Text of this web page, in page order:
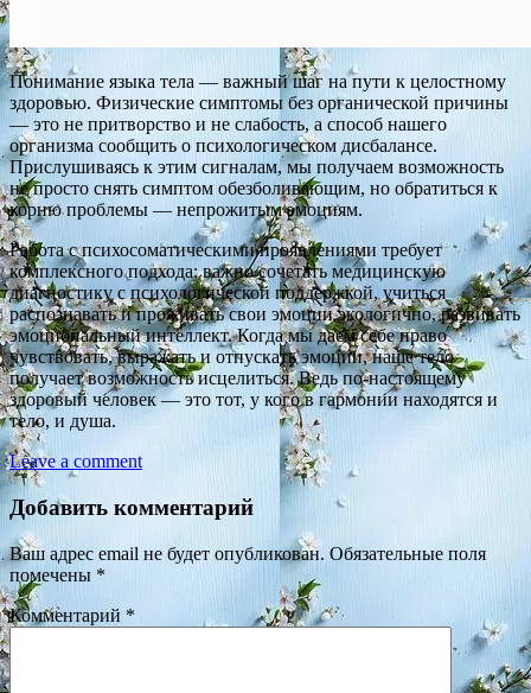
Понимание языка тела — важный шаг на пути к целостному
здоровью. Физические симптомы без органической причины
— это не притворство и не слабость, а способ нашего
организма сообщить о психологическом дисбалансе.
Прислушиваясь к этим сигналам, мы получаем возможность
не просто снять симптом обезболивающим, но обратиться к
корню проблемы — непрожитым эмоциям.
Работа с психосоматическими проявлениями требует
комплексного подхода: важно сочетать медицинскую
диагностику с психологической поддержкой, учиться
распознавать и проживать свои эмоции экологично, развивать
эмоциональный интеллект. Когда мы даем себе право
чувствовать, выражать и отпускать эмоции, наше тело
получает возможность исцелиться. Ведь по-настоящему
здоровый человек — это тот, у кого в гармонии находятся и
тело, и душа.
Leave a comment
Добавить комментарий
Ваш адрес email не будет опубликован. Обязательные поля
помечены *
Комментарий *